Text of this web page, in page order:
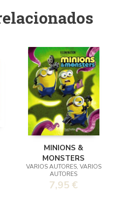
MINIONS &
MONSTERS
VARIOS AUTORES, VARIOS
AUTORES
7,95 €